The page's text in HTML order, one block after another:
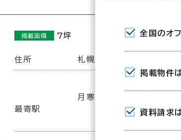
掲載面積 7坪
住所 札幌市豊平区月寒東３条
最寄駅
月寒東３－１６停（バス） 2
全国のオ
掲載物件
資料請求